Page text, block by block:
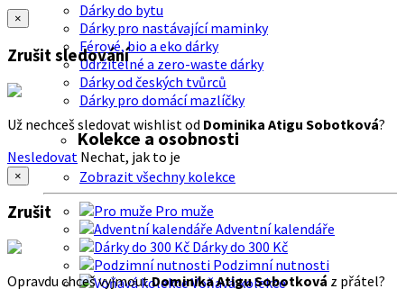
Dárky do bytu
Dárky pro nastávající maminky
Férové, bio a eko dárky
Udržitelné a zero-waste dárky
Dárky od českých tvůrců
Dárky pro domácí mazlíčky
Kolekce a osobnosti
Zobrazit všechny kolekce
Pro muže
Adventní kalendáře
Dárky do 300 Kč
Podzimní nutnosti
Voňavá kolekce
×
Zrušit sledování
Už nechceš sledovat wishlist od Dominika Atigu Sobotková?
Nesledovat Nechat, jak to je
×
Zrušit
Opravdu chceš vyjmoutDominika Atigu Sobotková z přátel?